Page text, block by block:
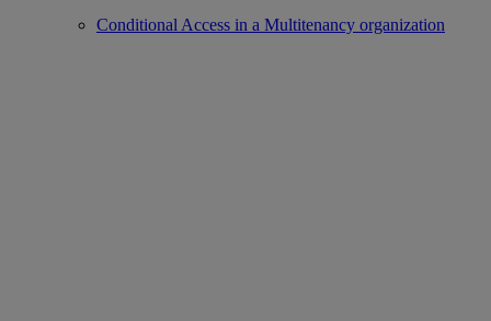
Conditional Access in a Multitenancy organization